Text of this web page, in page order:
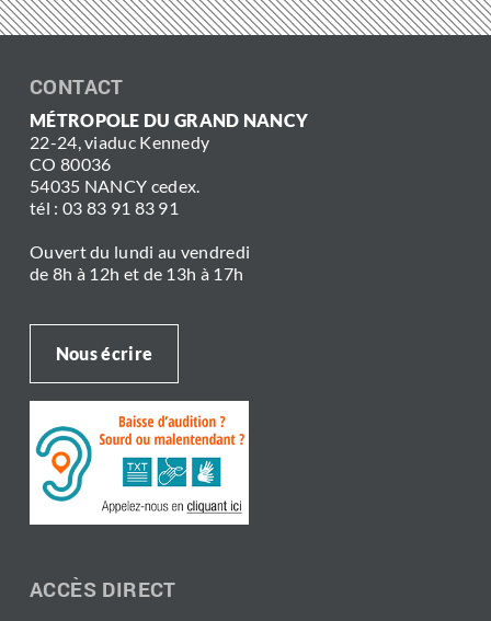
CONTACT
MÉTROPOLE DU GRAND NANCY
22-24, viaduc Kennedy
CO 80036
54035 NANCY cedex.
tél : 03 83 91 83 91
Ouvert du lundi au vendredi
de 8h à 12h et de 13h à 17h
Nous écrire
ACCÈS DIRECT